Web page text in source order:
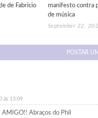
de Fabrício
manifesto contra
de música
September 22,
POSTAR
às 13:09
Abraços do Phil